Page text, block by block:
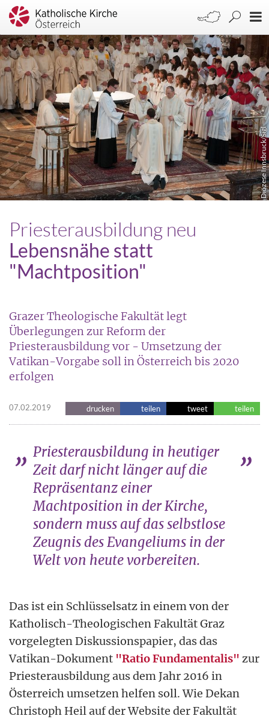
Diözese Innsbruck/Sigl
Priesterausbildung neu
Lebensnähe statt
"Machtposition"
Grazer Theologische Fakultät legt
Überlegungen zur Reform der
Priesterausbildung vor - Umsetzung der
Vatikan-Vorgabe soll in Österreich bis 2020
erfolgen
07.02.2019 drucken teilen tweet teilen
Priesterausbildung in heutiger
Zeit darf nicht länger auf die
Repräsentanz einer
Machtposition in der Kirche,
sondern muss auf das selbstlose
Zeugnis des Evangeliums in der
Welt von heute vorbereiten.
Das ist ein Schlüsselsatz in einem von der
Katholisch-Theologischen Fakultät Graz
vorgelegten Diskussionspapier, das das
Vatikan-Dokument "Ratio Fundamentalis" zur
Priesterausbildung aus dem Jahr 2016 in
Österreich umsetzen helfen soll. Wie Dekan
Christoph Heil auf der Website der Fakultät